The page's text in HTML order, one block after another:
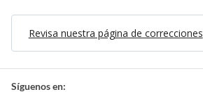
Revisa nuestra página de correcciones
Síguenos en: